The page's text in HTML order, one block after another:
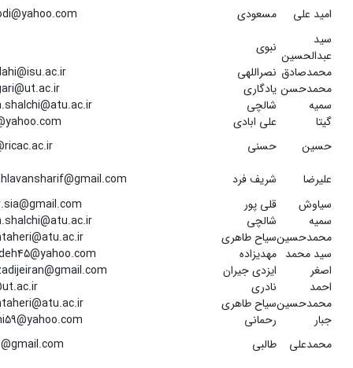
امید علی
مسعودی
سید
عبدالحسین نبوی
محمدصادق نصراللهی
محمدحسن یادگاری
سمیه
شالچی
گیتا
علی ابادی
حسین
حسنی
علیرضا
شریف فرد
سیاوش
قلی پور
سمیه
شالچی
محمدحسینسیاح طاهری
سید محمد مهدیزاده
اصغر
ایزدی جیران
احمد
نادری
محمدحسینسیاح طاهری
جبار
رحمانی
محمدعلی
طالبی